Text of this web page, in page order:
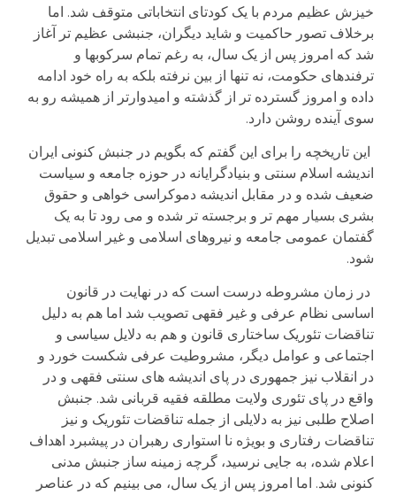
خیزش عظیم مردم با یک کودتای انتخاباتی متوقف شد. اما
برخلاف تصور حاکمیت و شاید دیگران، جنبشی عظیم تر آغاز
شد که امروز پس از یک سال، به رغم تمام سرکوبها و
ترفندهای حکومت، نه تنها از بین نرفته بلکه به راه خود ادامه
داده و امروز گسترده تر از گذشته و امیدوارتر از همیشه رو به
سوی آینده روشن دارد.
این تاریخچه را برای این گفتم که بگویم در جنبش کنونی ایران
اندیشه اسلام سنتی و بنیادگرایانه در حوزه جامعه و سیاست
ضعیف شده و در مقابل اندیشه دموکراسی خواهی و حقوق
بشری بسیار مهم تر و برجسته تر شده و می رود تا به یک
گفتمان عمومی جامعه و نیروهای اسلامی و غیر اسلامی تبدیل
شود.
در زمان مشروطه درست است که در نهایت در قانون
اساسی نظام عرفی و غیر فقهی تصویب شد اما هم به دلیل
تناقضات تئوریک ساختاری قانون و هم به دلایل سیاسی و
اجتماعی و عوامل دیگر، مشروطیت عرفی شکست خورد و
در انقلاب نیز جمهوری در پای اندیشه های سنتی فقهی و در
واقع در پای تئوری ولایت مطلقه فقیه قربانی شد. جنبش
اصلاح طلبی نیز به دلایلی از جمله تناقضات تئوریک و نیز
تناقضات رفتاری و بویژه نا استواری رهبران در پیشبرد اهداف
اعلام شده، به جایی نرسید، گرچه زمینه ساز جنبش مدنی
کنونی شد. اما امروز پس از یک سال، می بینیم که در عناصر